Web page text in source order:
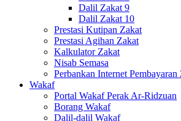
Dalil Zakat 9
Dalil Zakat 10
Prestasi Kutipan Zakat
Prestasi Agihan Zakat
Kalkulator Zakat
Nisab Semasa
Perbankan Internet Pembayaran
Wakaf
Portal Wakaf Perak Ar-Ridzuan
Borang Wakaf
Dalil-dalil Wakaf